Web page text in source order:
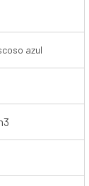
azul